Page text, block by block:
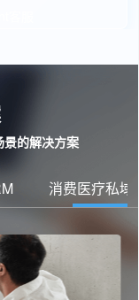
的解决方案
疗私域运营 财